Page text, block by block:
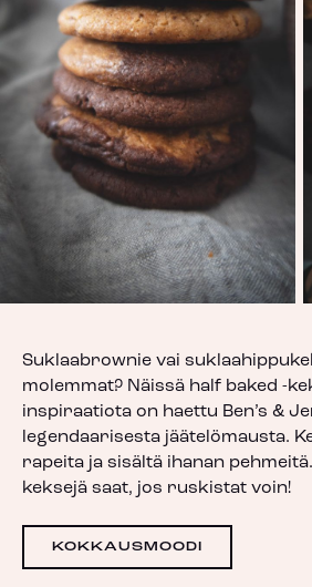
Suklaabrownie vai
molemmat? Näissä half baked -
inspiraatiota on haettu Ben’s &
legendaarisesta jäätelömausta.
rapeita ja sisältä ihanan
keksejä saat, jos ruskistat voin!
KOKKAUSMOODI